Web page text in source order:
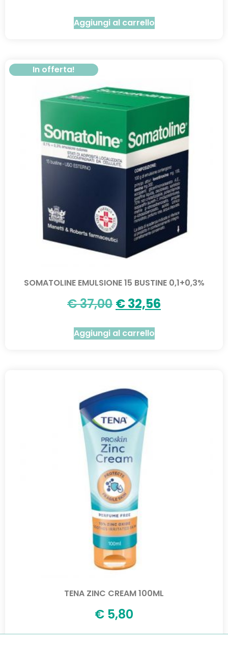
Aggiungi al carrello
In offerta!
SOMATOLINE EMULSIONE 15 BUSTINE 0,1+0,3%
€37,00 €32,56
Aggiungi al carrello
TENA ZINC CREAM 100ML
€ 5,80